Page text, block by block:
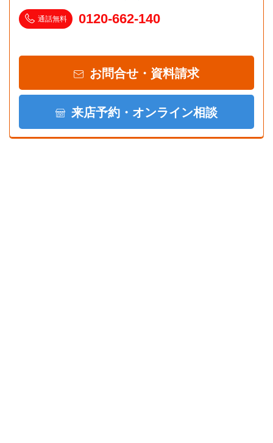
通話無料 0120-662-140
お問合せ・資料請求
来店予約・オンライン相談